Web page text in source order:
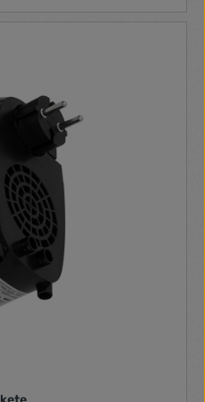
helyezhető. 2
készülék ismételten
kapcsoló van beépítve,
lekapcsolja, ha a
ez bekövetkezik, akkor a
aljzatból. Győződjön meg
nyílások nincsenek-e
ismételt bekapcsolása
lehűlését a hőkapcsoló
Hideg levegő
levegő egyenletes
Túlmelegedés elleni
felborulás esetén
Tápfeszültség: 220 - 240
× 16,6 × 29,5 cm Tömeg: